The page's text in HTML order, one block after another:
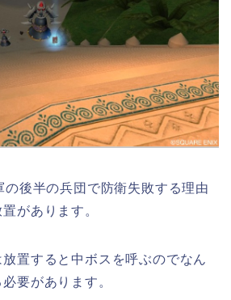
の後半の兵団で防衛失敗する理由
があります。
置すると中ボスを呼ぶのでなん
要があります。